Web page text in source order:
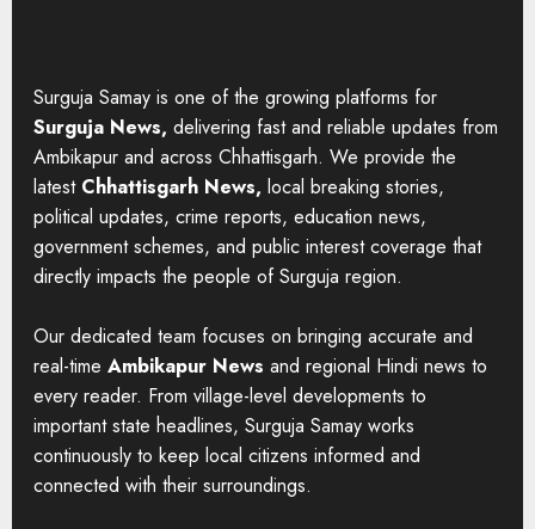
Surguja Samay is one of the growing platforms for
Surguja News, delivering fast and reliable updates from
Ambikapur and across Chhattisgarh. We provide the
latest Chhattisgarh News, local breaking stories,
political updates, crime reports, education news,
government schemes, and public interest coverage that
directly impacts the people of Surguja region.
Our dedicated team focuses on bringing accurate and
real-time Ambikapur News and regional Hindi news to
every reader. From village-level developments to
important state headlines, Surguja Samay works
continuously to keep local citizens informed and
connected with their surroundings.